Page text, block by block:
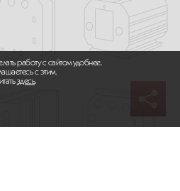
работу с сайтом удобнее.
с этим.
здесь.